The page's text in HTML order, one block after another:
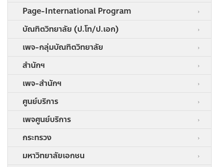
Page-International Program
บัณฑิตวิทยาลัย (ป.โท/ป.เอก)
เพจ-กลุ่มบัณฑิตวิทยาลัย
สำนักฯ
เพจ-สำนักฯ
ศูนย์บริการ
เพจศูนย์บริการ
กระทรวง
มหาวิทยาลัยเอกชน